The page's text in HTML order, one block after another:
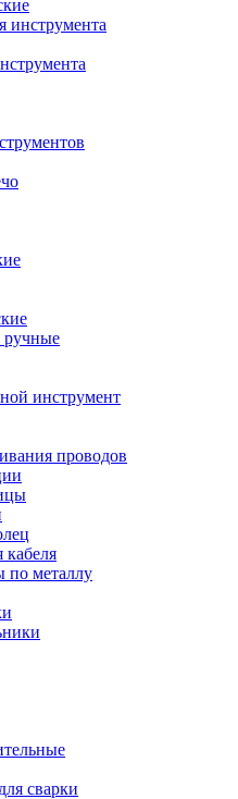
инструмента
ручные
инструмент
проводов
кабеля
по металлу
сварки